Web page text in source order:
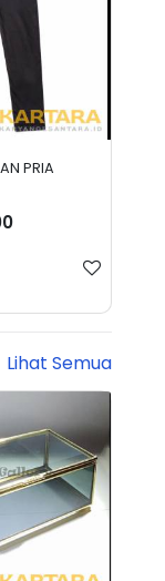
PRIA
Lihat Semua